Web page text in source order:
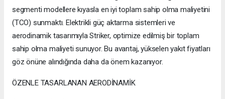
segmenti modellere kıyasla en iyi toplam sahip olma maliyetini
(TCO) sunmaktı. Elektrikli güç aktarma sistemleri ve
aerodinamik tasarımıyla Striker, optimize edilmiş bir toplam
sahip olma maliyeti sunuyor. Bu avantaj, yükselen yakıt fiyatları
göz önüne alındığında daha da önem kazanıyor.
ÖZENLE TASARLANAN AERODİNAMİK